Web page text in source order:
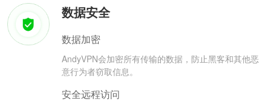
数据安全
数据加密
AndyVPN会加密所有传输的数据，防止黑客和其他恶
意行为者窃取信息。
安全远程访问